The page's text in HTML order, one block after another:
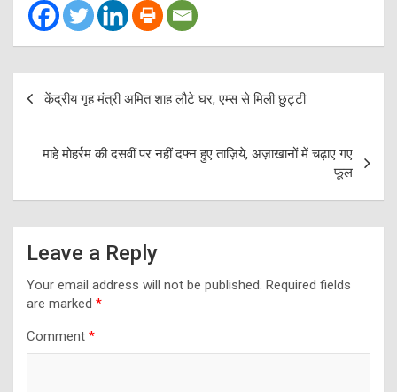
Post
navigation
केंद्रीय गृह मंत्री अमित शाह लौटे घर, एम्स से मिली छुट्टी
माहे मोहर्रम की दसवीं पर नहीं दफ्न हुए ताज़िये, अज़ाखानों में चढ़ाए गए
फूल
Leave a Reply
Your email address will not be published. Required fields
are marked *
Comment *